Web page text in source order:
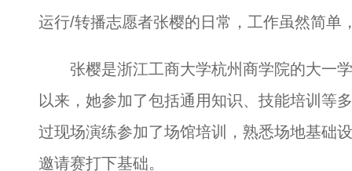
运行/转播志愿者张樱的日常，工作虽然简单
张樱是浙江工商大学杭州商学院的大一学
以来，她参加了包括通用知识、技能培训等
过现场演练参加了场馆培训，熟悉场地基础
邀请赛打下基础。